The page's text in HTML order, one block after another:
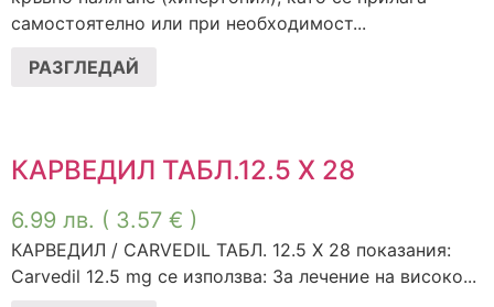
самостоятелно или при необходимост...
РАЗГЛЕДАЙ
КАРВЕДИЛ ТАБЛ.12.5 Х 28
6.99 лв. ( 3.57 € )
КАРВЕДИЛ / CARVEDIL ТАБЛ. 12.5 Х 28 показания:
Carvedil 12.5 mg се използва: За лечение на високо...